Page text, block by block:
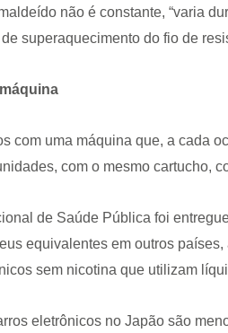
não é constante, “varia
superaquecimento do fio de
com uma máquina que, a cada
com o mesmo cartucho,
de Saúde Pública foi
equivalentes em outros
sem nicotina que utilizam
eletrônicos no Japão são
em nova resolução
sobre medicamentos à
Cannabis
de 2026